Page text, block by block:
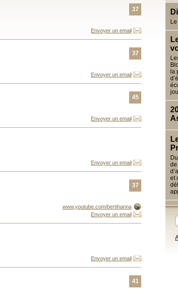
la
de
et
37
Envoyer un email
37
Envoyer un email
45
Envoyer un email
Envoyer un email
37
www.youtube.com/bertihanna
Envoyer un email
Envoyer un email
41